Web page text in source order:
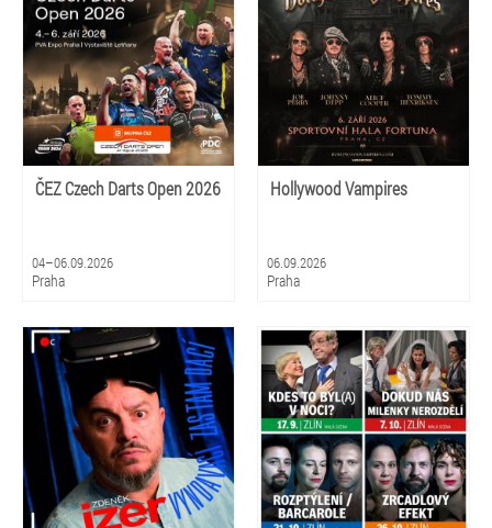
ČEZ Czech Darts Open 2026
04–06.09.2026
Praha
Hollywood Vampires
06.09.2026
Praha